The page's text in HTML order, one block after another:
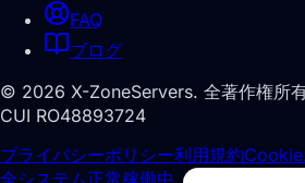
FAQ
ブログ
© 2026 X-ZoneServers. 全著作権所有
CUI RO48893724
プライバシーポリシー利用規約